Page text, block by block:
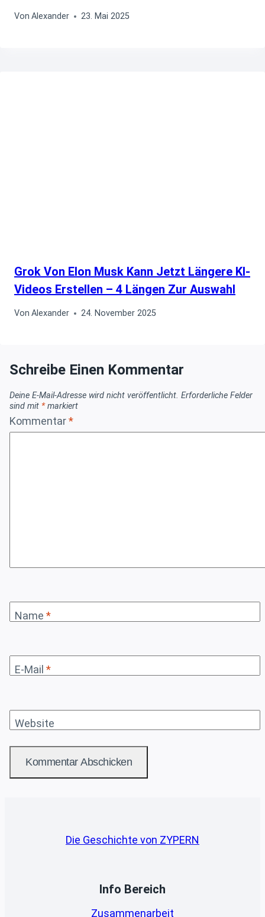
Von Alexander 23. Mai 2025
Grok Von Elon Musk Kann Jetzt Längere KI-
Videos Erstellen – 4 Längen Zur Auswahl
Von Alexander 24. November 2025
Schreibe Einen Kommentar
Deine E-Mail-Adresse wird nicht veröffentlicht. Erforderliche Felder
sind mit *markiert
Kommentar*
Name *
E-Mail *
Website
Die Geschichte von ZYPERN
Info Bereich
Zusammenarbeit